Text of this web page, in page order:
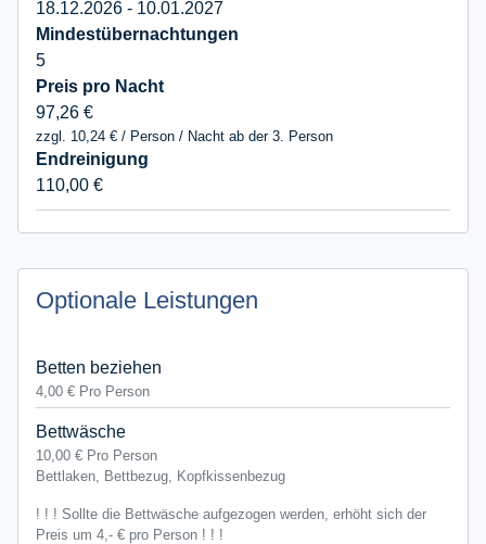
18.12.2026 - 10.01.2027
5
97,26 €
zzgl. 10,24 € / Person / Nacht ab der 3. Person
110,00 €
Optionale Leistungen
Betten beziehen
4,00 € Pro Person
Bettwäsche
10,00 € Pro Person
Bettlaken, Bettbezug, Kopfkissenbezug
! ! ! Sollte die Bettwäsche aufgezogen werden, erhöht sich der
Preis um 4,- € pro Person ! ! !